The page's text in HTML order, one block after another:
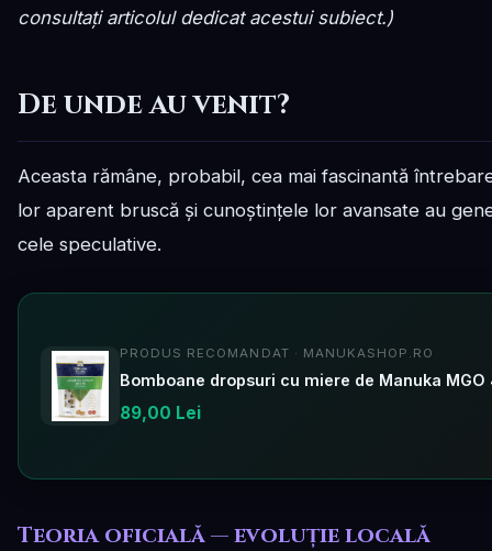
consultați articolul dedicat acestui subiect.)
De unde au venit?
Aceasta rămâne, probabil, cea mai fascinantă
lor aparent bruscă și cunoștințele lor avansate au
cele speculative.
PRODUS RECOMANDAT · MANUKASHOP.RO
89,00 Lei
Teoria oficială — evoluție locală